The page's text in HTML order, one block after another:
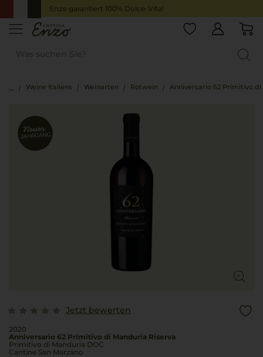
Enzo garantiert 100% Dolce-Vita!
Weine Italiens Weinarten Rotwein Anniversario 62 Primitivo
Jetzt bewerten
2020
Anniversario 62 Primitivo di Manduria Riserva
Primitivo di Manduria DOC
Cantine San Marzano